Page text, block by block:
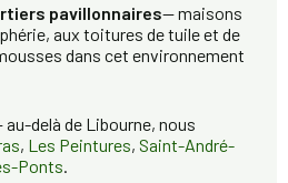
pavillonnaires— maisons
aux toitures de tuile et de
dans cet environnement
au-delà de Libourne, nous
, Les Peintures, Saint-André-
Ponts.